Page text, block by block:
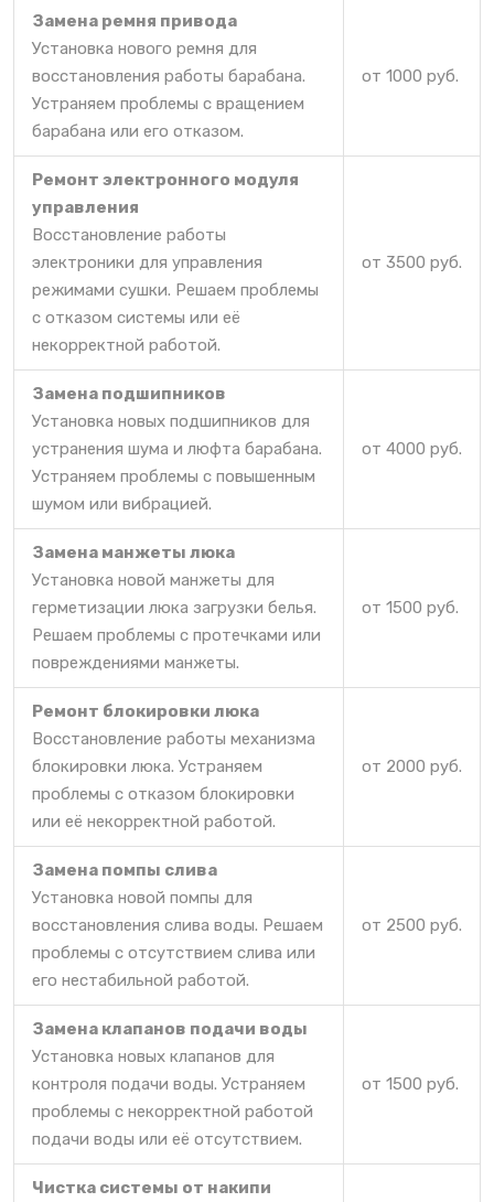
Замена ремня привода
Установка нового ремня для
восстановления работы барабана.
Устраняем проблемы с вращением
барабана или его отказом.
от 1000 руб.
Ремонт электронного модуля
управления
Восстановление работы
электроники для управления
режимами сушки. Решаем проблемы
с отказом системы или её
некорректной работой.
от 3500 руб.
Замена подшипников
Установка новых подшипников для
устранения шума и люфта барабана.
Устраняем проблемы с повышенным
шумом или вибрацией.
от 4000 руб.
Замена манжеты люка
Установка новой манжеты для
герметизации люка загрузки белья.
Решаем проблемы с протечками или
повреждениями манжеты.
от 1500 руб.
Ремонт блокировки люка
Восстановление работы механизма
блокировки люка. Устраняем
проблемы с отказом блокировки
или её некорректной работой.
от 2000 руб.
Замена помпы слива
Установка новой помпы для
восстановления слива воды. Решаем
проблемы с отсутствием слива или
его нестабильной работой.
от 2500 руб.
Замена клапанов подачи воды
Установка новых клапанов для
контроля подачи воды. Устраняем
проблемы с некорректной работой
подачи воды или её отсутствием.
от 1500 руб.
Чистка системы от накипи